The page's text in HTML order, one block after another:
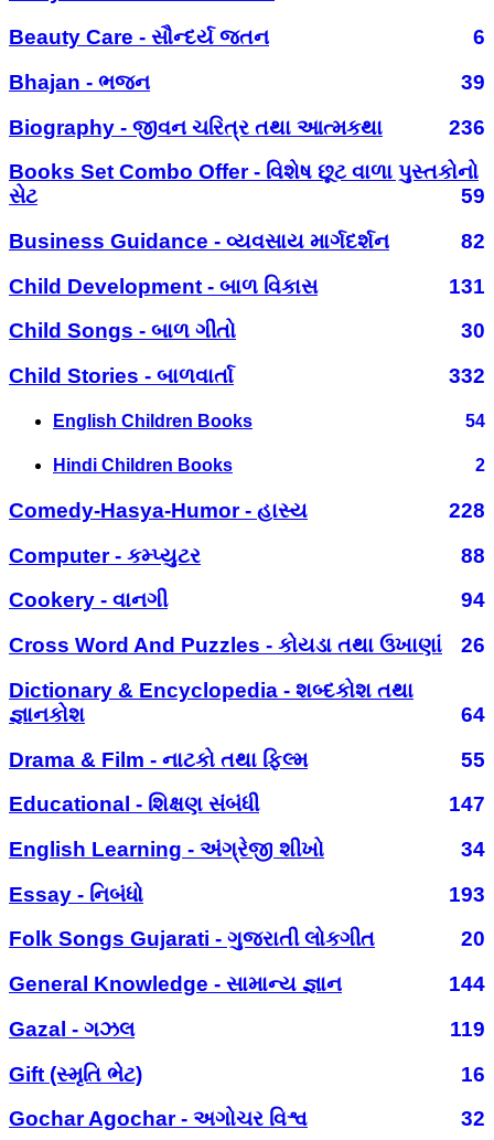
Beauty Care - સૌન્દર્ય જતન
6
Bhajan - ભજન
39
Biography - જીવન ચરિત્ર તથા આત્મકથા
236
Books Set Combo Offer - વિશેષ છૂટ વાળા પુસ્તકોનો
સેટ
59
Business Guidance - વ્યવસાય માર્ગદર્શન
82
Child Development - બાળ વિકાસ
131
Child Songs - બાળ ગીતો
30
Child Stories - બાળવાર્તા
332
English Children Books 54
Hindi Children Books 2
Comedy-Hasya-Humor - હાસ્ય
228
Computer - કમ્પ્યુટર
88
Cookery - વાનગી
94
Cross Word And Puzzles - કોયડા તથા ઉખાણાં
26
Dictionary & Encyclopedia - શબ્દકોશ તથા
જ્ઞાનકોશ
64
Drama & Film - નાટકો તથા ફિલ્મ
55
Educational - શિક્ષણ સંબંધી
147
English Learning - અંગ્રેજી શીખો
34
Essay - નિબંધો
193
Folk Songs Gujarati - ગુજરાતી લોકગીત
20
General Knowledge - સામાન્ય જ્ઞાન
144
Gazal - ગઝલ
119
Gift (સ્મૃતિ ભેટ)
16
Gochar Agochar - અગોચર વિશ્વ
32